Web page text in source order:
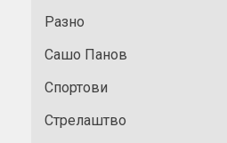
Разно
Сашо Панов
Спортови
Стрелаштво